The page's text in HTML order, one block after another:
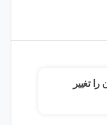
تغییر